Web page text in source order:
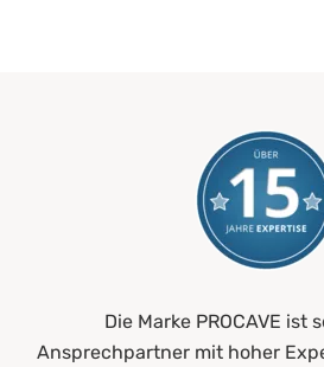
Die Marke PROCAVE ist
Ansprechpartner mit hoher